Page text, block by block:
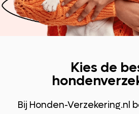
Kies de
Bij Honden-Verzekering.nl